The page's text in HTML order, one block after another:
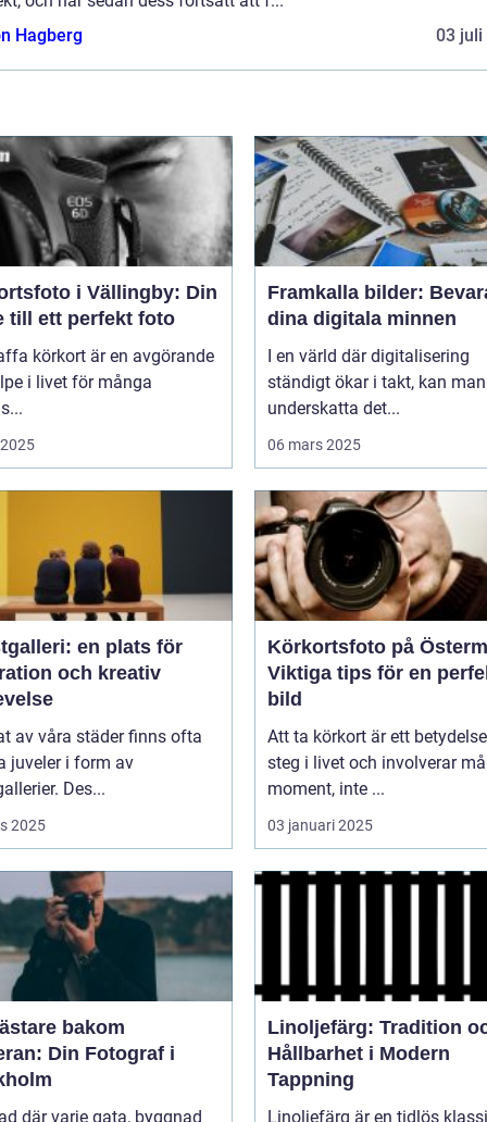
Hagberg
03 juli
i Vällingby: Din
till ett perfekt foto
körkort är en avgörande
i livet för många
Framkalla bilder:
dina digitala minnen
I en värld där digitalisering
ständigt ökar i takt, kan
underskatta det...
06 mars 2025
en plats för
och kreativ
av våra städer finns ofta
juveler i form av
Des...
2025
Körkortsfoto på
Viktiga tips för en
bild
Att ta körkort är ett
steg i livet och involverar
moment, inte ...
03 januari 2025
bakom
Din Fotograf i
där varje gata, byggnad
Linoljefärg: Tradition
Hållbarhet i Modern
Tappning
Linoljefärg är en tidlös